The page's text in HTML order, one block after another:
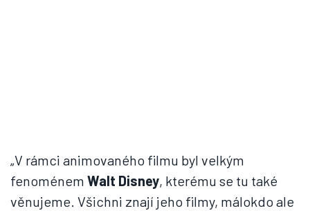
„V rámci animovaného filmu byl velkým
fenoménem Walt Disney, kterému se tu také
věnujeme. Všichni znají jeho filmy, málokdo ale